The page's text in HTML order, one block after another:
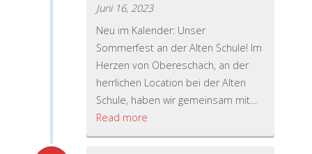
Juni 16, 2023
Neu im Kalender: Unser
Sommerfest an der Alten Schule! Im
Herzen von Obereschach, an der
herrlichen Location bei der Alten
Schule, haben wir gemeinsam mit…
Read more